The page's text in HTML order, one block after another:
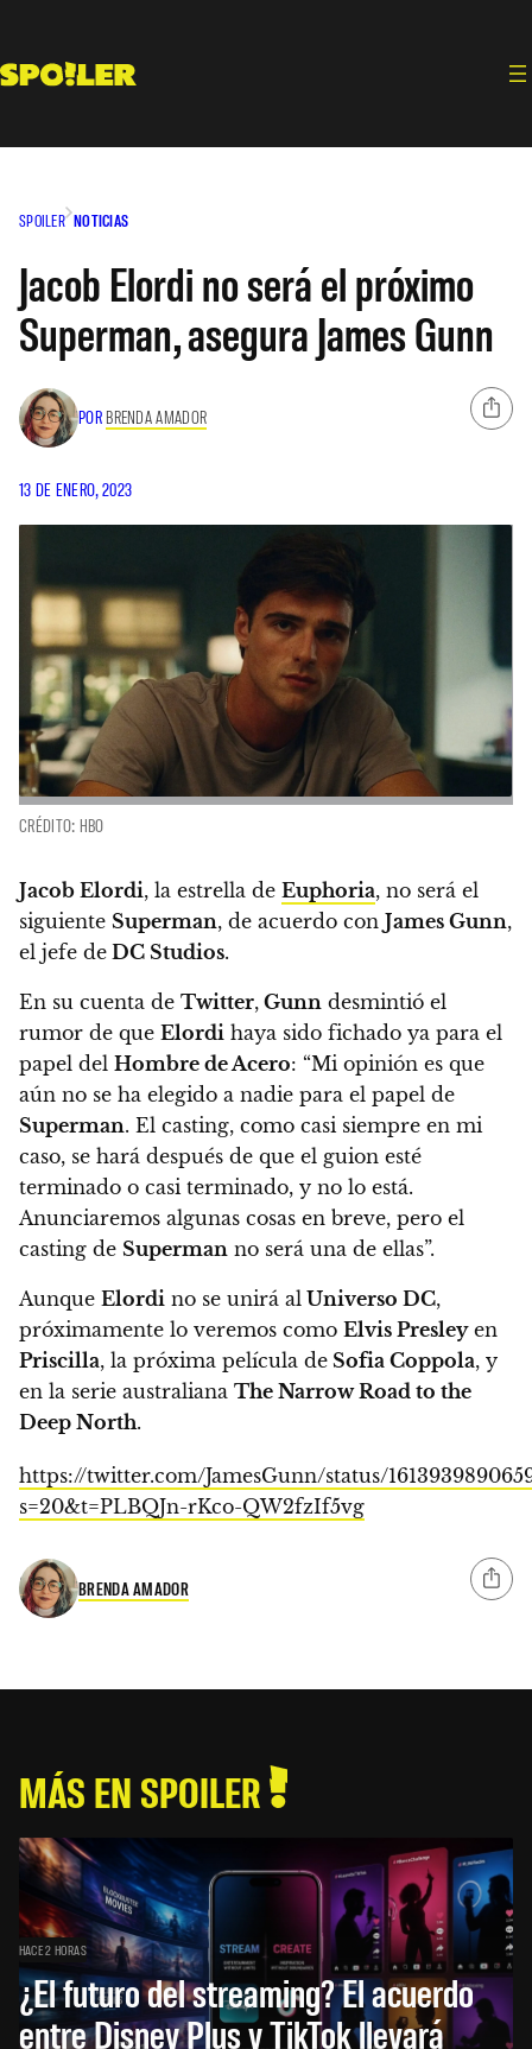
contenido
SPOILER NOTICIAS
Jacob Elordi no será el próximo
Superman, asegura James Gunn
POR BRENDA AMADOR
13 DE ENERO, 2023
CRÉDITO: HBO
Jacob Elordi, la estrella de Euphoria, no será el
siguiente Superman, de acuerdo con James Gunn,
el jefe de DC Studios.
En su cuenta de Twitter, Gunn desmintió el
rumor de que Elordi haya sido fichado ya para el
papel del Hombre de Acero: “Mi opinión es que
aún no se ha elegido a nadie para el papel de
Superman. El casting, como casi siempre en mi
caso, se hará después de que el guion esté
terminado o casi terminado, y no lo está.
Anunciaremos algunas cosas en breve, pero el
casting de Superman no será una de ellas”.
Aunque Elordi no se unirá al Universo DC,
próximamente lo veremos como Elvis Presleyen
Priscilla, la próxima película de Sofia Coppola, y
en la serie australiana The Narrow Road to the
Deep North.
https://twitter.com/JamesGunn/status/
s=20&t=PLBQJn-rKco-QW2fzIf5vg
BRENDA AMADOR
MÁS EN SPOILER
HACE 2 HORAS
¿El futuro del streaming? El acuerdo
entre Disney Plus y TikTok llevará